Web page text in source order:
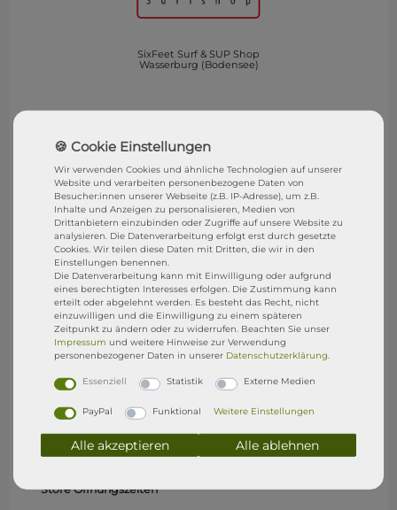
SixFeet Surf & SUP Shop
Wasserburg (Bodensee)
SixFeet Surf & SUP SHOP
Sandgraben 1
88142 Wasserburg (B)
Store Öffnungszeiten
(1.Mai - 15. Sep)
Montag geschlossen
Dienstag geschlossen
Mittwoch 10 - 12 und 17 - 19 Uhr
Donnerstag 10 - 12 und 14 - 16 Uhr
Freitag 10 - 12 und 14 - 16 Uhr
Samstag 10 - 12 Uhr
Store Öffnungszeiten
Wir verwenden Cookies und ähnliche Technologien auf unserer
Website und verarbeiten personenbezogene Daten von
Besucher:innen unserer Webseite (z.B. IP-Adresse), um z.B.
Inhalte und Anzeigen zu personalisieren, Medien von
Drittanbietern einzubinden oder Zugriffe auf unsere Website zu
analysieren. Die Datenverarbeitung erfolgt erst durch gesetzte
Cookies. Wir teilen diese Daten mit Dritten, die wir in den
Einstellungen benennen.
Die Datenverarbeitung kann mit Einwilligung oder aufgrund
eines berechtigten Interesses erfolgen. Die Zustimmung kann
erteilt oder abgelehnt werden. Es besteht das Recht, nicht
einzuwilligen und die Einwilligung zu einem späteren
Zeitpunkt zu ändern oder zu widerrufen. Beachten Sie unser
Impressum und weitere Hinweise zur Verwendung
personenbezogener Daten in unserer Daten­schutz­erklärung.
Essenziell Statistik Externe Medien
PayPal Funktional Weitere Einstellungen
Alle akzeptieren Alle ablehnen